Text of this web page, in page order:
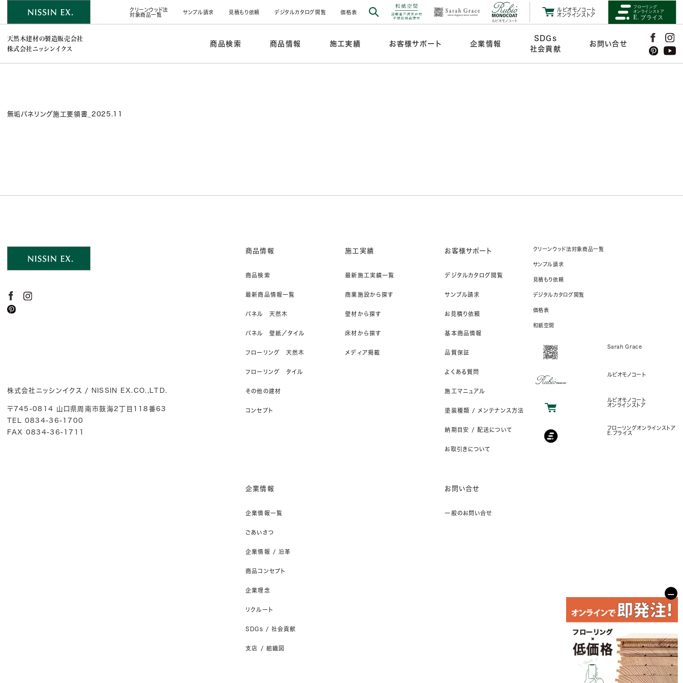
クリーンウッド法
対象商品一覧
サンプル請求 見積もり依頼 デジタルカタログ閲覧 価格表
ルビオモノコート
オンラインストア
天然木建材の製造販売会社
株式会社ニッシンイクス
商品検索 商品情報 施工実績 お客様サポート 企業情報
SDGs
社会貢献
お問い合せ
無垢パネリング施工要領書_2025.11
株式会社ニッシンイクス / NISSIN EX.CO.,LTD.
〒745-0814 山口県周南市鼓海2丁目118番63
TEL 0834-36-1700
FAX 0834-36-1711
商品情報
商品検索
最新商品情報一覧
パネル 天然木
パネル 壁紙／タイル
フローリング 天然木
フローリング タイル
その他の建材
コンセプト
施工実績
最新施工実績一覧
商業施設から探す
壁材から探す
床材から探す
メディア掲載
お客様サポート
デジタルカタログ閲覧
サンプル請求
お見積り依頼
基本商品情報
品質保証
よくある質問
施工マニュアル
塗装種類 / メンテナンス方法
納期目安 / 配送について
お取引きについて
企業情報
企業情報一覧
ごあいさつ
企業情報 / 沿革
商品コンセプト
企業理念
リクルート
SDGs / 社会貢献
支店 / 組織図
お問い合せ
一般のお問い合せ
クリーンウッド法対象商品一覧
サンプル請求
見積もり依頼
デジタルカタログ閲覧
価格表
和紙空間
Sarah Grace
ルビオモノコート
ルビオモノコート
オンラインストア
フローリングオンラインストア
E.プライス
−